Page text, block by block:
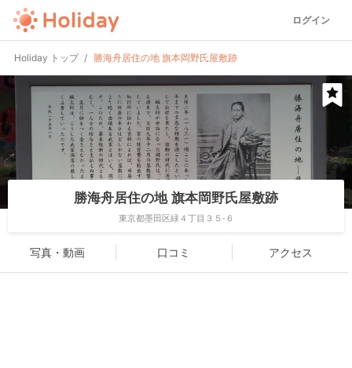
ログイン
Holiday トップ 勝海舟居住の地 旗本岡野氏屋敷跡
勝海舟居住の地 旗本岡野氏屋敷跡
東京都墨田区緑４丁目３５-６
写真・動画 口コミ アクセス